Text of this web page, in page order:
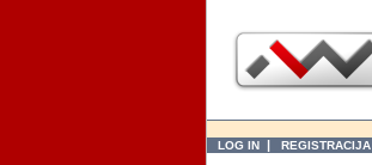
LOG IN | REGISTRACIJA